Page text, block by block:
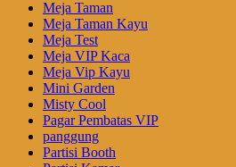
Meja Taman
Meja Taman Kayu
Meja Test
Meja VIP Kaca
Meja Vip Kayu
Mini Garden
Misty Cool
Pagar Pembatas VIP
panggung
Partisi Booth